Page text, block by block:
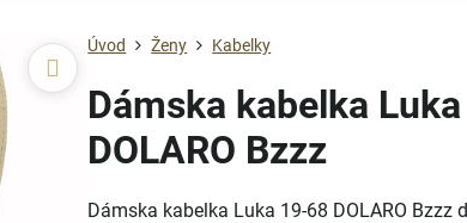
Úvod Ženy Kabelky
Dámska kabelka
DOLARO Bzzz
Dámska kabelka Luka 19-68 DOLARO Bzzz